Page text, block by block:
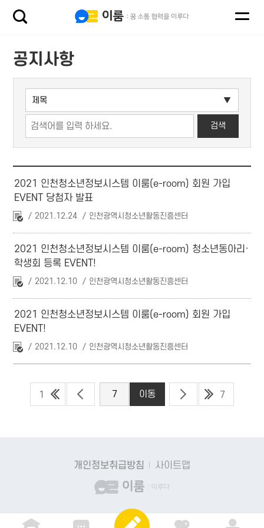
공지사항
2021 인천청소년정보시스템 이룸(e-room) 회원 가입
EVENT 당첨자 발표
2021.12.24 인천광역시청소년활동진흥센터
2021 인천청소년정보시스템 이룸(e-room) 청소년동아리·
학생회 등록 EVENT!
2021.12.10 인천광역시청소년활동진흥센터
2021 인천청소년정보시스템 이룸(e-room) 회원 가입
EVENT!
2021.12.10 인천광역시청소년활동진흥센터
1 7
개인정보취급방침 사이트맵